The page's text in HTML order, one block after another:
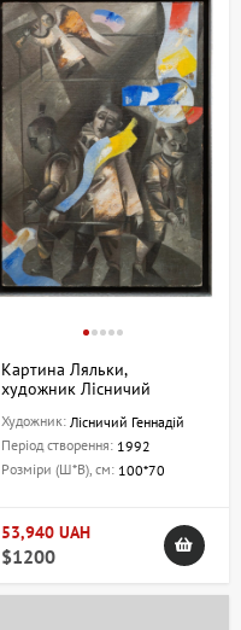
Картина Ляльки,
художник Лісничий
Художник: Лісничий Геннадій
Період створення: 1992
Розміри (Ш*В), см: 100*70
53,940 UAH
$1200